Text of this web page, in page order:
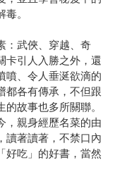
。
：武俠、穿越、奇
卡引人入勝之外，還
噴、令人垂涎欲滴的
都各有傳承，不但跟
故事也多所關聯。
，親身經歷名菜的由
讀著讀著，不禁口內
好吃」的好書，當然